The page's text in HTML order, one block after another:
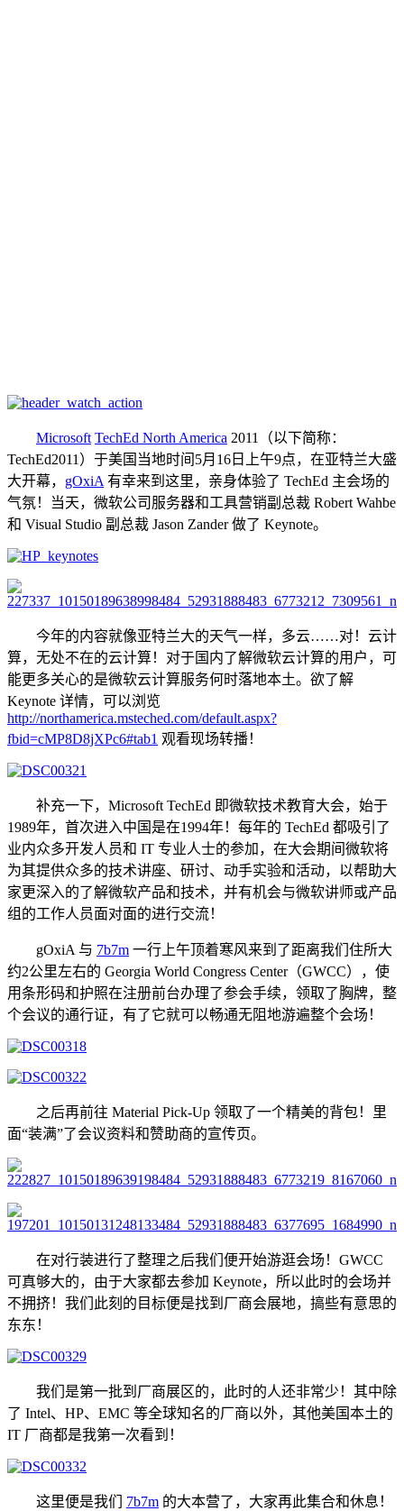
Microsoft TechEd North America 2011（以下简称：
TechEd2011）于美国当地时间5月16日上午9点，在亚特兰大盛
大开幕， gOxiA有幸来到这里，亲身体验了 TechEd 主会场的
气氛！当天，微软公司服务器和工具营销副总裁 Robert Wahbe
和 Visual Studio 副总裁 Jason Zander 做了 Keynote。
今年的内容就像亚特兰大的天气一样，多云……对！云计
算，无处不在的云计算！对于国内了解微软云计算的用户，可
能更多关心的是微软云计算服务何时落地本土。欲了解
Keynote 详情，可以浏览
http://northamerica.msteched.com/default.aspx?
fbid=cMP8D8jXPc6#tab1 观看现场转播！
补充一下，Microsoft TechEd 即微软技术教育大会，始于
1989年，首次进入中国是在1994年！每年的 TechEd 都吸引了
业内众多开发人员和 IT 专业人士的参加，在大会期间微软将
为其提供众多的技术讲座、研讨、动手实验和活动，以帮助大
家更深入的了解微软产品和技术，并有机会与微软讲师或产品
组的工作人员面对面的进行交流！
gOxiA 与 7b7m 一行上午顶着寒风来到了距离我们住所大
约2公里左右的 Georgia World Congress Center（GWCC），使
用条形码和护照在注册前台办理了参会手续，领取了胸牌，整
个会议的通行证，有了它就可以畅通无阻地游遍整个会场！
之后再前往 Material Pick-Up 领取了一个精美的背包！里
面“装满”了会议资料和赞助商的宣传页。
在对行装进行了整理之后我们便开始游逛会场！GWCC
可真够大的，由于大家都去参加 Keynote，所以此时的会场并
不拥挤！我们此刻的目标便是找到厂商会展地，搞些有意思的
东东！
我们是第一批到厂商展区的，此时的人还非常少！其中除
了 Intel、HP、EMC 等全球知名的厂商以外，其他美国本土的
IT 厂商都是我第一次看到！
这里便是我们 7b7m 的大本营了，大家再此集合和休息！